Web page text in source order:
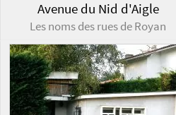
Avenue du Nid d'Aigle
Les noms des rues de Royan